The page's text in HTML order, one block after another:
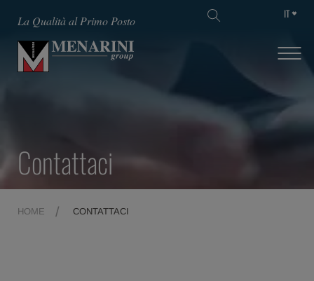
La Qualità al Primo Posto IT
Contattaci
HOME CONTATTACI